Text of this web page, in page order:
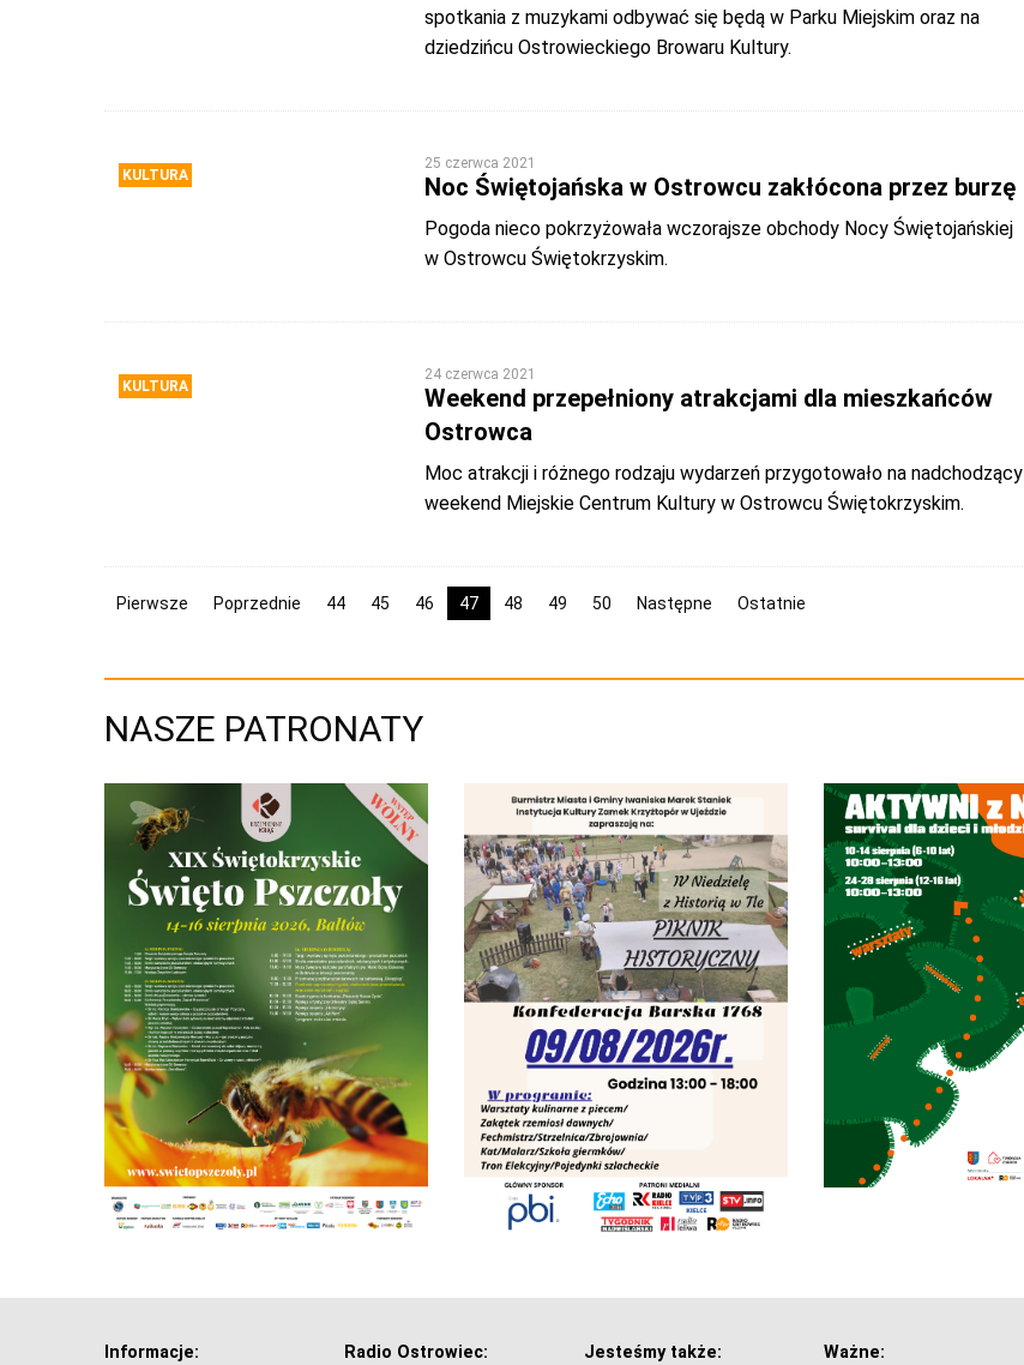
spotkania z muzykami odbywać się będą w Parku Miejskim oraz na
dziedzińcu Ostrowieckiego Browaru Kultury.
KULTURA
25 czerwca 2021
Noc Świętojańska w Ostrowcu zakłócona przez burzę
Pogoda nieco pokrzyżowała wczorajsze obchody Nocy Świętojańskiej
w Ostrowcu Świętokrzyskim.
KULTURA
24 czerwca 2021
Weekend przepełniony atrakcjami dla mieszkańców
Ostrowca
Moc atrakcji i różnego rodzaju wydarzeń przygotowało na nadchodzący
weekend Miejskie Centrum Kultury w Ostrowcu Świętokrzyskim.
Pierwsze Poprzednie 44 45 46 47 48 49 50 Następne Ostatnie
NASZE PATRONATY
Informacje: Radio Ostrowiec: Jesteśmy także: Ważne: